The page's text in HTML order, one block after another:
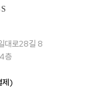
대로28길 8
층
제)